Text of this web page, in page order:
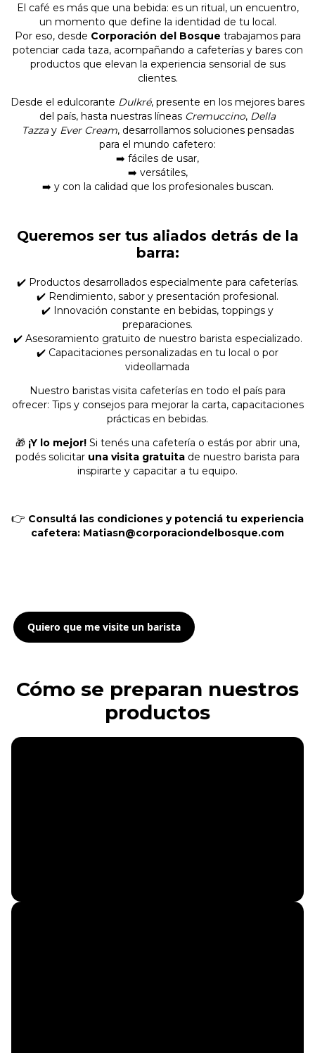
El café es más que una bebida: es un ritual, un encuentro,
un momento que define la identidad de tu local.
Por eso, desde Corporación del Bosque trabajamos para
potenciar cada taza, acompañando a cafeterías y bares con
productos que elevan la experiencia sensorial de sus
clientes.
Desde el edulcorante Dulkré, presente en los mejores bares
del país, hasta nuestras líneas Cremuccino, Della
Tazzay Ever Cream, desarrollamos soluciones pensadas
para el mundo cafetero:
➡️ fáciles de usar,
➡️ versátiles,
➡️ y con la calidad que los profesionales buscan.
Queremos ser tus aliados detrás de la
barra:
✔️ Productos desarrollados especialmente para cafeterías.
✔️ Rendimiento, sabor y presentación profesional.
✔️ Innovación constante en bebidas, toppings y
preparaciones.
✔️ Asesoramiento gratuito de nuestro barista especializado.
✔️ Capacitaciones personalizadas en tu local o por
videollamada
Nuestro baristas visita cafeterías en todo el país para
ofrecer: Tips y consejos para mejorar la carta, capacitaciones
prácticas en bebidas.
🎁 ¡Y lo mejor! Si tenés una cafetería o estás por abrir una,
podés solicitar una visita gratuita de nuestro barista para
inspirarte y capacitar a tu equipo.
👉 Consultá las condiciones y potenciá tu experiencia
cafetera: Matiasn@corporaciondelbosque.com
Quiero que me visite un barista
Cómo se preparan nuestros
productos